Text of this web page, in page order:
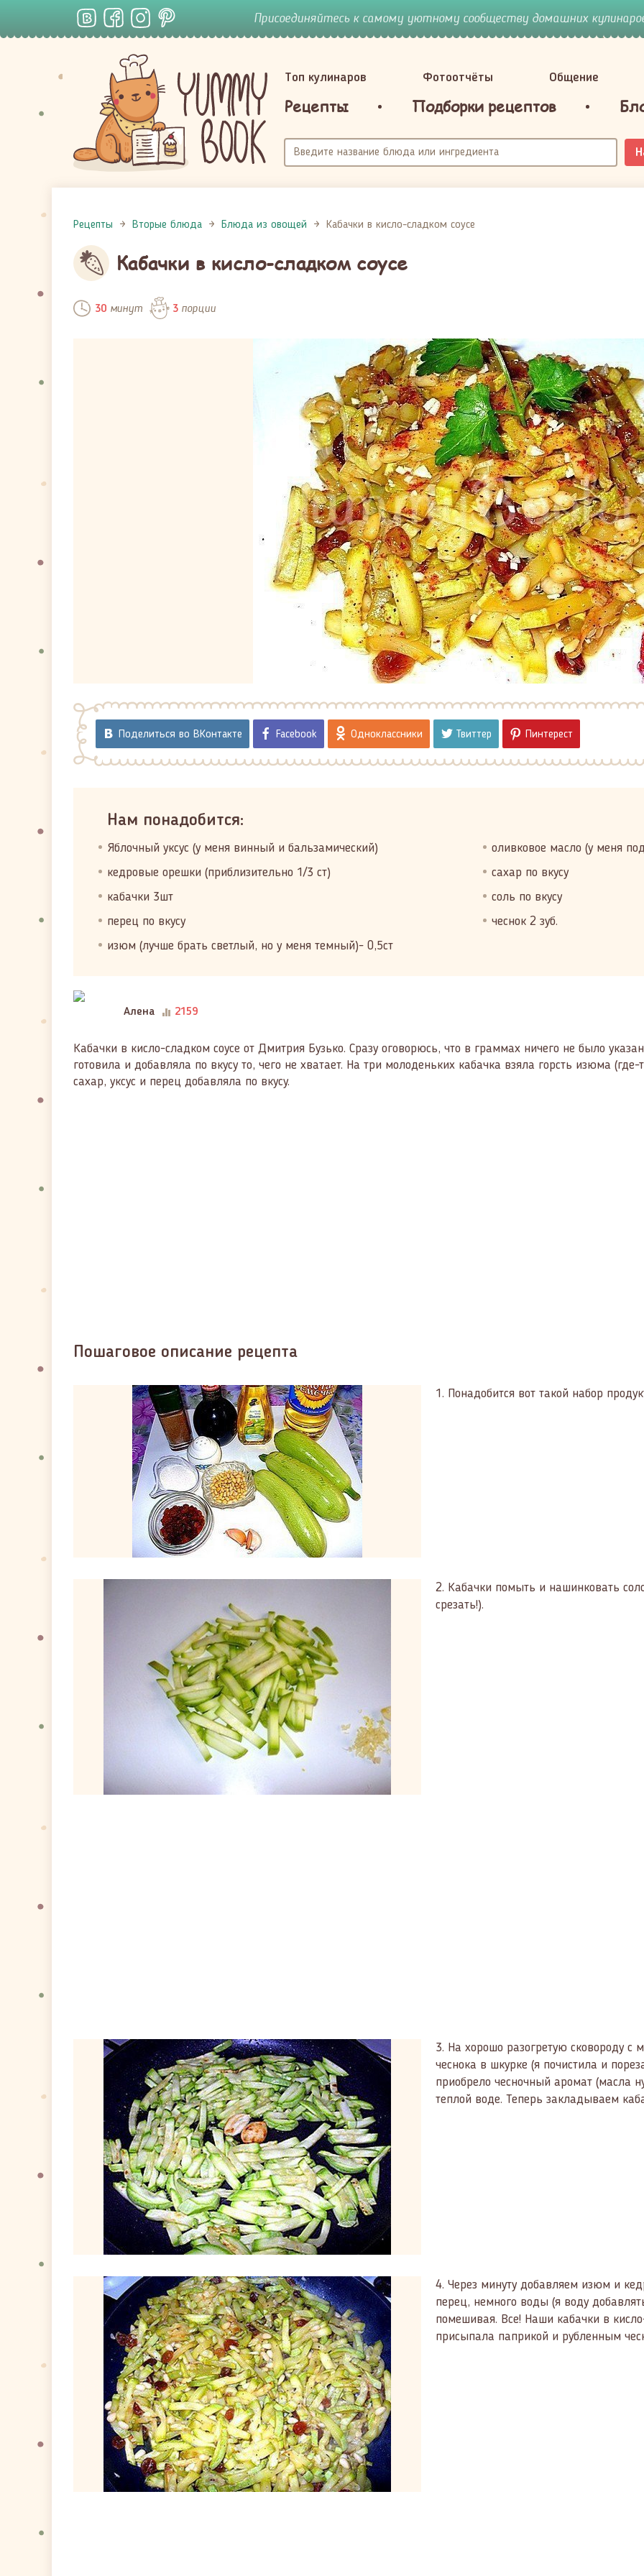
Присоединяйтесь к самому уютному сообществу домашних
Топ кулинаров Фотоотчёты Общение
Рецепты Подборки рецептов
Рецепты Вторые блюда Блюда из овощей Кабачки в кисло-сладком соусе
Кабачки в кисло-сладком соусе
30минут 3порции
Поделиться во ВКонтакте Facebook Одноклассники Твиттер Пинтерест
Нам понадобится:
Яблочный уксус (у меня винный и бальзамический)
оливковое масло (у меня
кедровые орешки (приблизительно 1/3 ст)
сахар по вкусу
кабачки 3шт
соль по вкусу
перец по вкусу
чеснок 2 зуб.
изюм (лучше брать светлый, но у меня темный)- 0,5ст
Алена 2159
Кабачки в кисло-сладком соусе от Дмитрия Бузько. Сразу оговорюсь, что в граммах ничего не было
готовила и добавляла по вкусу то, чего не хватает. На три молоденьких кабачка взяла горсть изюма
сахар, уксус и перец добавляла по вкусу.
Пошаговое описание рецепта
1. Понадобится вот такой набор
2. Кабачки помыть и нашинковать
срезать!).
3. На хорошо разогретую сковороду с
чеснока в шкурке (я почистила и
приобрело чесночный аромат (масла
теплой воде. Теперь закладываем
4. Через минуту добавляем изюм и
перец, немного воды (я воду
помешивая. Все! Наши кабачки в
присыпала паприкой и рубленным